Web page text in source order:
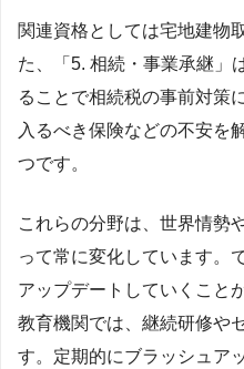
関連資格としては宅地建物
た、「5. 相続・事業承継」
ることで相続税の事前対策
入るべき保険などの不安を
つです。
これらの分野は、世界情勢
って常に変化しています。
アップデートしていくこと
教育機関では、継続研修や
す。定期的にブラッシュア